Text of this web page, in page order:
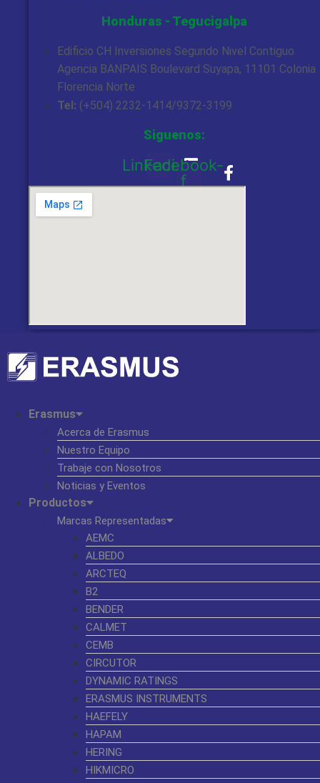
Honduras - Tegucigalpa
Edificio CH Inversiones Segundo Nivel Contiguo
Agencia BANPAIS Boulevard Suyapa, 11101 Colonia
Florencia Norte
Tel: (+504) 2232-1414/9372-3199
Siguenos:
Linkedin
Facebook-
f
Erasmus
Acerca de Erasmus
Nuestro Equipo
Trabaje con Nosotros
Noticias y Eventos
Productos
Marcas Representadas
AEMC
ALBEDO
ARCTEQ
B2
BENDER
CALMET
CEMB
CIRCUTOR
DYNAMIC RATINGS
ERASMUS INSTRUMENTS
HAEFELY
HAPAM
HERING
HIKMICRO